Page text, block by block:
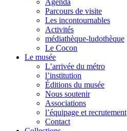
Agenda
Parcours de visite
Les incontournables
Activités
médiathèque-ludothèque
Le Cocon
Le musée
L’arrivée du métro
l’institution
Éditions du musée
Nous soutenir
Associations
l’équipage et recrutement
Contact